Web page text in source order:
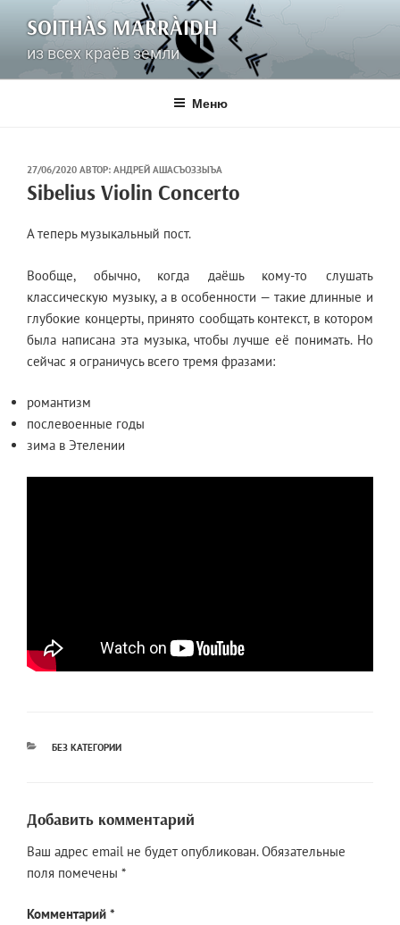
содержимому
SOITHÀS MARRÀIDH
из всех краёв земли
Меню
ОПУБЛИКОВАНО
27/06/2020 АВТОР: АНДРЕЙ АШАСЪОЗЗЫЪА
Sibelius Violin Concerto
А теперь музыкальный пост.
Вообще, обычно, когда даёшь кому-то слушать
классическую музыку, а в особенности — такие длинные и
глубокие концерты, принято сообщать контекст, в котором
была написана эта музыка, чтобы лучше её понимать. Но
сейчас я ограничусь всего тремя фразами:
романтизм
послевоенные годы
зима в Этелении
РУБРИКИ
БЕЗ КАТЕГОРИИ
Добавить комментарий
Ваш адрес email не будет опубликован. Обязательные
поля помечены *
Комментарий *